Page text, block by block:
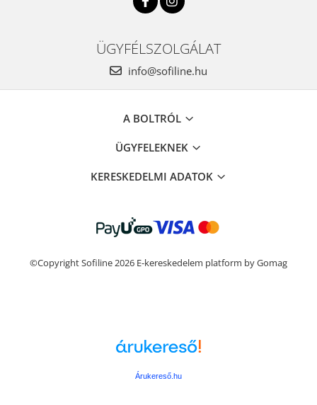
ÜGYFÉLSZOLGÁLAT
info@sofiline.hu
A BOLTRÓL
ÜGYFELEKNEK
KERESKEDELMI ADATOK
©Copyright Sofiline 2026 E-kereskedelem platform by Gomag
Árukereső.hu